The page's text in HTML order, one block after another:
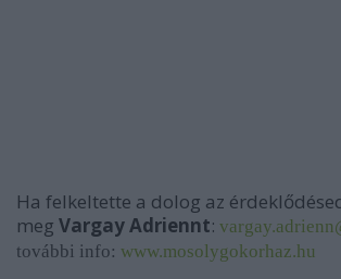
Ha felkeltette a dolog az
meg Vargay Adriennt:
további info: www.mosolygokorhaz.hu